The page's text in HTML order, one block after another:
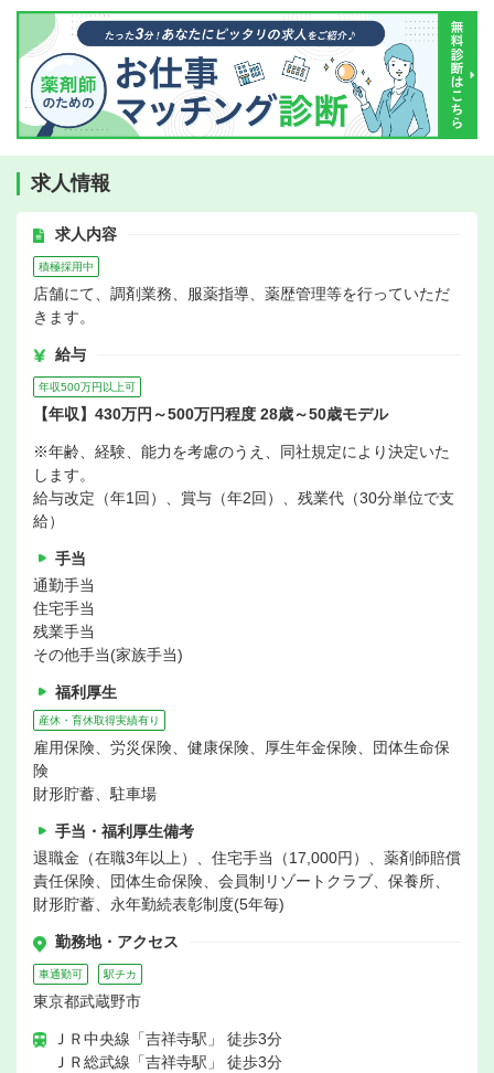
求人情報
求人内容
積極採用中
店舗にて、調剤業務、服薬指導、薬歴管理等を行っていただ
きます。
給与
年収500万円以上可
【年収】430万円～500万円程度 28歳～50歳モデル
※年齢、経験、能力を考慮のうえ、同社規定により決定いた
します。
給与改定（年1回）、賞与（年2回）、残業代（30分単位で支
給）
手当
通勤手当
住宅手当
残業手当
その他手当(家族手当)
福利厚生
産休・育休取得実績有り
雇用保険、労災保険、健康保険、厚生年金保険、団体生命保
険
財形貯蓄、駐車場
手当・福利厚生備考
退職金（在職3年以上）、住宅手当（17,000円）、薬剤師賠償
責任保険、団体生命保険、会員制リゾートクラブ、保養所、
財形貯蓄、永年勤続表彰制度(5年毎)
勤務地・アクセス
車通勤可 駅チカ
東京都武蔵野市
ＪＲ中央線「吉祥寺駅」 徒歩3分
ＪＲ総武線「吉祥寺駅」 徒歩3分